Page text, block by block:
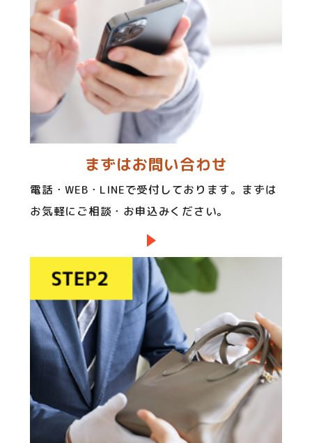
まずはお問い合わせ
電話・WEB・LINEで受付しております。まずは
お気軽にご相談・お申込みください。